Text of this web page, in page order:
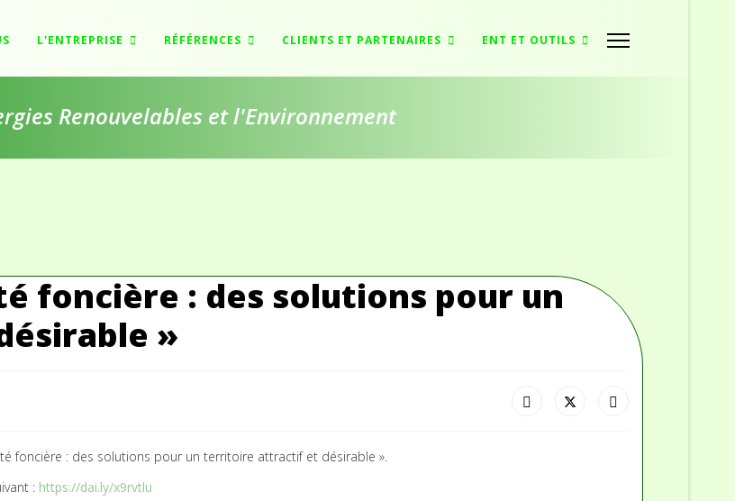
L'ENTREPRISE RÉFÉRENCES CLIENTS ET PARTENAIRES ENT ET OUTILS
Renouvelables et l'Environnement
foncière : des solutions pour un
»
foncière : des solutions pour un territoire attractif et désirable ».
: https://dai.ly/x9rvtlu